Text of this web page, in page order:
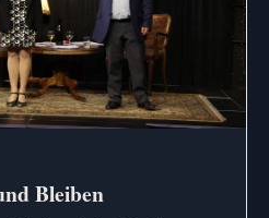
Bleiben